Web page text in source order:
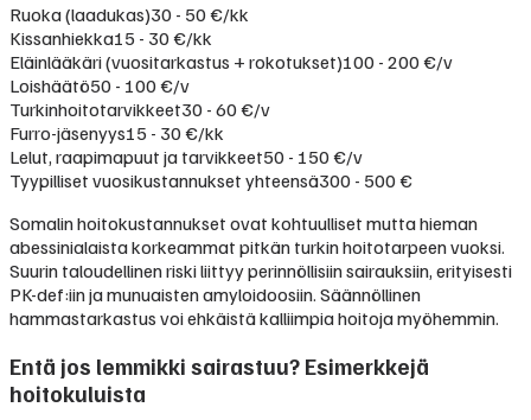
Ruoka (laadukas)30 - 50 €/kk
Kissanhiekka15 - 30 €/kk
Eläinlääkäri (vuositarkastus + rokotukset)100 - 200 €/v
Loishäätö50 - 100 €/v
Turkinhoitotarvikkeet30 - 60 €/v
Furro-jäsenyys15 - 30 €/kk
Lelut, raapimapuut ja tarvikkeet50 - 150 €/v
Tyypilliset vuosikustannukset yhteensä300 - 500 €
Somalin hoitokustannukset ovat kohtuulliset mutta hieman
abessinialaista korkeammat pitkän turkin hoitotarpeen vuoksi.
Suurin taloudellinen riski liittyy perinnöllisiin sairauksiin, erityisesti
PK-def:iin ja munuaisten amyloidoosiin. Säännöllinen
hammastarkastus voi ehkäistä kalliimpia hoitoja myöhemmin.
Entä jos lemmikki sairastuu? Esimerkkejä
hoitokuluista